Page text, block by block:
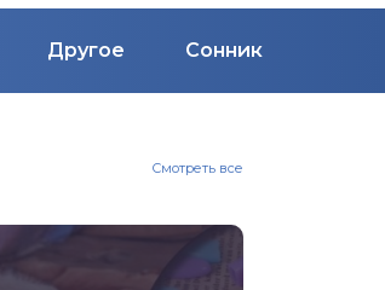
Другое Сонник
Смотреть все